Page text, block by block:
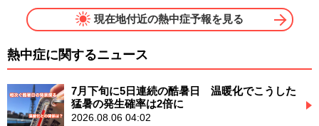
現在地付近の熱中症予報を見る
熱中症に関するニュース
7月下旬に5日連続の酷暑日 温暖化でこうした
猛暑の発生確率は2倍に
2026.08.06 04:02